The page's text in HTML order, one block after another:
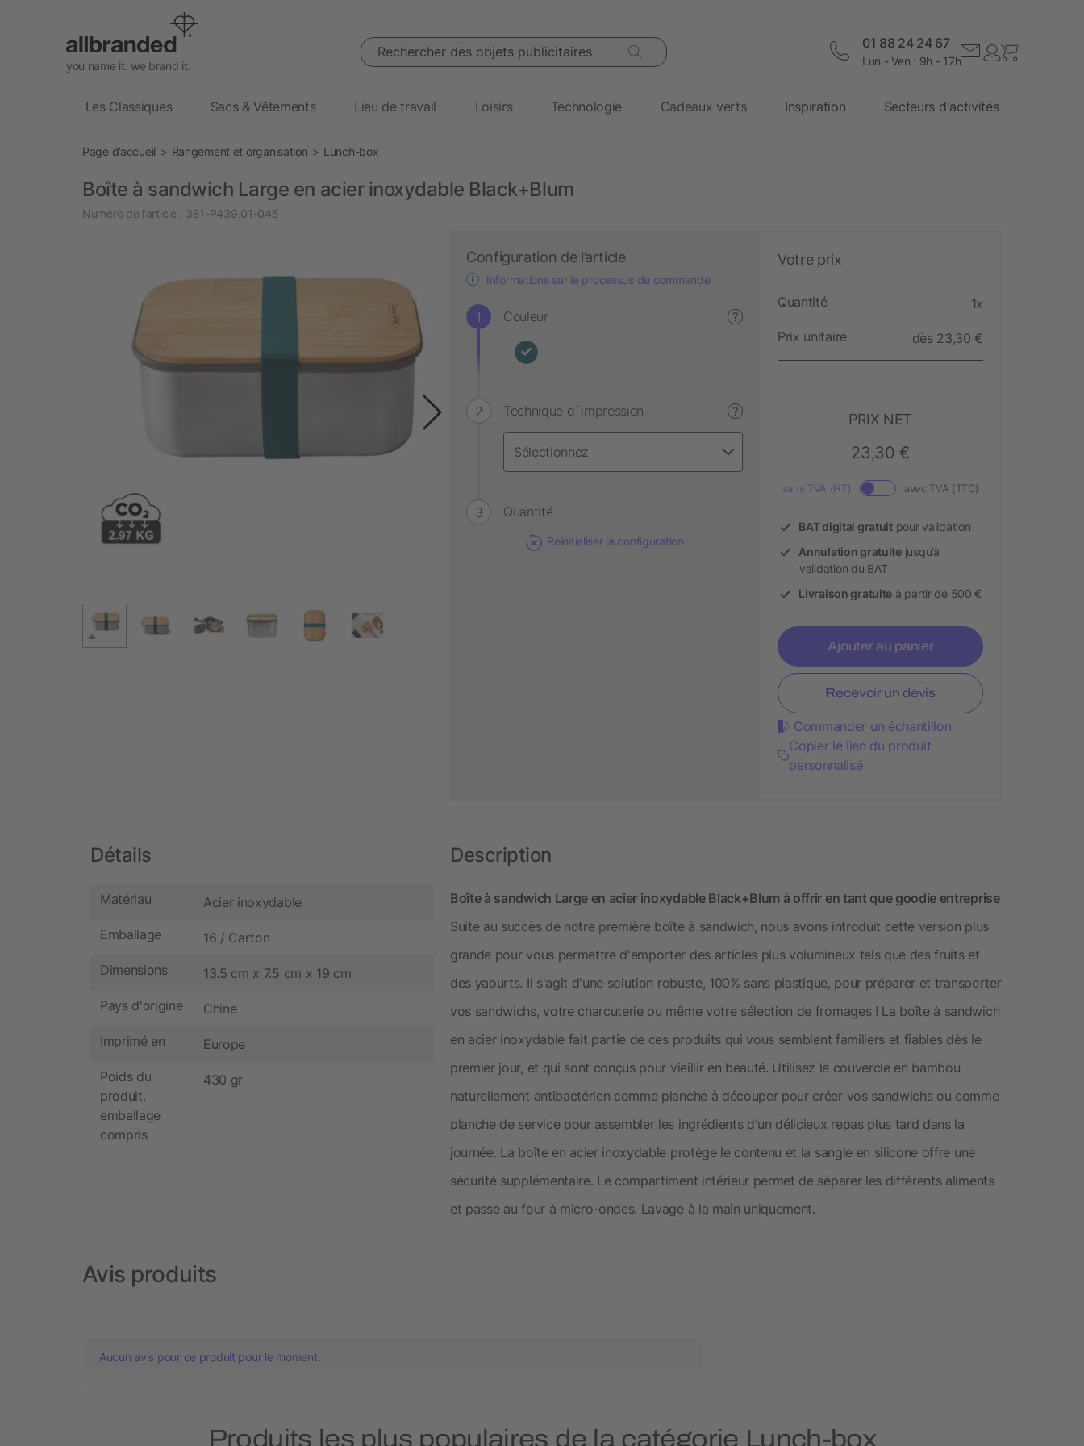
you name it. we brand it.
Rechercher des objets publicitaires 01 88 24 24 67
Lun - Ven : 9h - 17h
Les Classiques Sacs & Vêtements Lieu de travail Loisirs Technologie Cadeaux verts Inspiration Secteurs d'activités
Page d’accueil Rangement et organisation Lunch-box
Boîte à sandwich Large en acier inoxydable Black+Blum
Numéro de l’article : 381-P439.01-045
Configuration de l’article
Informations sur le processus de commande
Couleur ?
Technique d´impression ?
Quantité
Réinitialiser la configuration
Votre prix
Quantité 1x
Prix unitaire dès 23,30 €
PRIX NET
23,30 €
sans TVA (HT) avec TVA (TTC)
BAT digital gratuitpour validation
Annulation gratuitejusqu’à
validation du BAT
Livraison gratuite à partir de 500 €
Ajouter au panier
Recevoir un devis
Commander un échantillon
Copier le lien du produit
personnalisé
Détails
Matériau Acier inoxydable
Emballage 16 / Carton
Dimensions 13.5 cm x 7.5 cm x 19 cm
Pays d'origine Chine
Imprimé en Europe
Poids du
produit,
emballage
compris
430 gr
Description
Boîte à sandwich Large en acier inoxydable Black+Blum à offrir en tant que goodie entreprise
Suite au succès de notre première boîte à sandwich, nous avons introduit cette version plus
grande pour vous permettre d'emporter des articles plus volumineux tels que des fruits et
des yaourts. Il s'agit d'une solution robuste, 100% sans plastique, pour préparer et transporter
vos sandwichs, votre charcuterie ou même votre sélection de fromages ! La boîte à sandwich
en acier inoxydable fait partie de ces produits qui vous semblent familiers et fiables dès le
premier jour, et qui sont conçus pour vieillir en beauté. Utilisez le couvercle en bambou
naturellement antibactérien comme planche à découper pour créer vos sandwichs ou comme
planche de service pour assembler les ingrédients d'un délicieux repas plus tard dans la
journée. La boîte en acier inoxydable protège le contenu et la sangle en silicone offre une
sécurité supplémentaire. Le compartiment intérieur permet de séparer les différents aliments
et passe au four à micro-ondes. Lavage à la main uniquement.
Avis produits
Aucun avis pour ce produit pour le moment.
Produits les plus populaires de la catégorie Lunch-box